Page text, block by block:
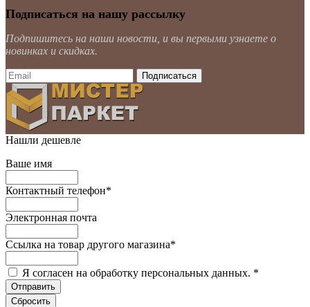
Подписаться на нашу рассылку
Подпишитесь на наши новости, и вы первыми узнаете о
новинках и скидках.
Нашли дешевле
Ваше имя
Контактный телефон*
Электронная почта
Ссылка на товар другого магазина*
Я согласен на обработку персональных данных. *